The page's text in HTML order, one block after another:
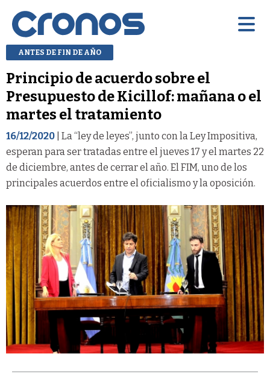
ANTES DE FIN DE AÑO
Principio de acuerdo sobre el
Presupuesto de Kicillof: mañana o el
martes el tratamiento
16/12/2020 | La “ley de leyes”, junto con la Ley Impositiva,
esperan para ser tratadas entre el jueves 17 y el martes 22
de diciembre, antes de cerrar el año. El FIM, uno de los
principales acuerdos entre el oficialismo y la oposición.